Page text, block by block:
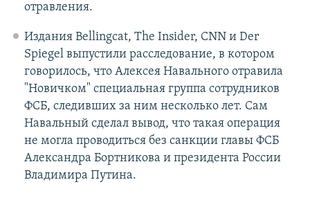
отравления.
Издания Bellingcat, The Insider, CNN и Der
Spiegel выпустили расследование, в котором
говорилось, что Алексея Навального отравила
"Новичком" специальная группа сотрудников
ФСБ, следивших за ним несколько лет. Сам
Навальный сделал вывод, что такая операция
не могла проводиться без санкции главы ФСБ
Александра Бортникова и президента России
Владимира Путина.